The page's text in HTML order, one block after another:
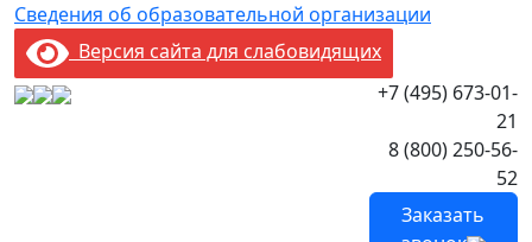
Сведения об образовательной организации
Версия сайта для слабовидящих
+7 (495) 673-01-
21
8 (800) 250-56-
52
Заказать